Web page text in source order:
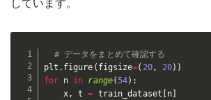
しています。
# データをまとめて確認する
plt . figure ( figsize=( 20, 20) )
for n in range(54) :
    x
, t = train_dataset n